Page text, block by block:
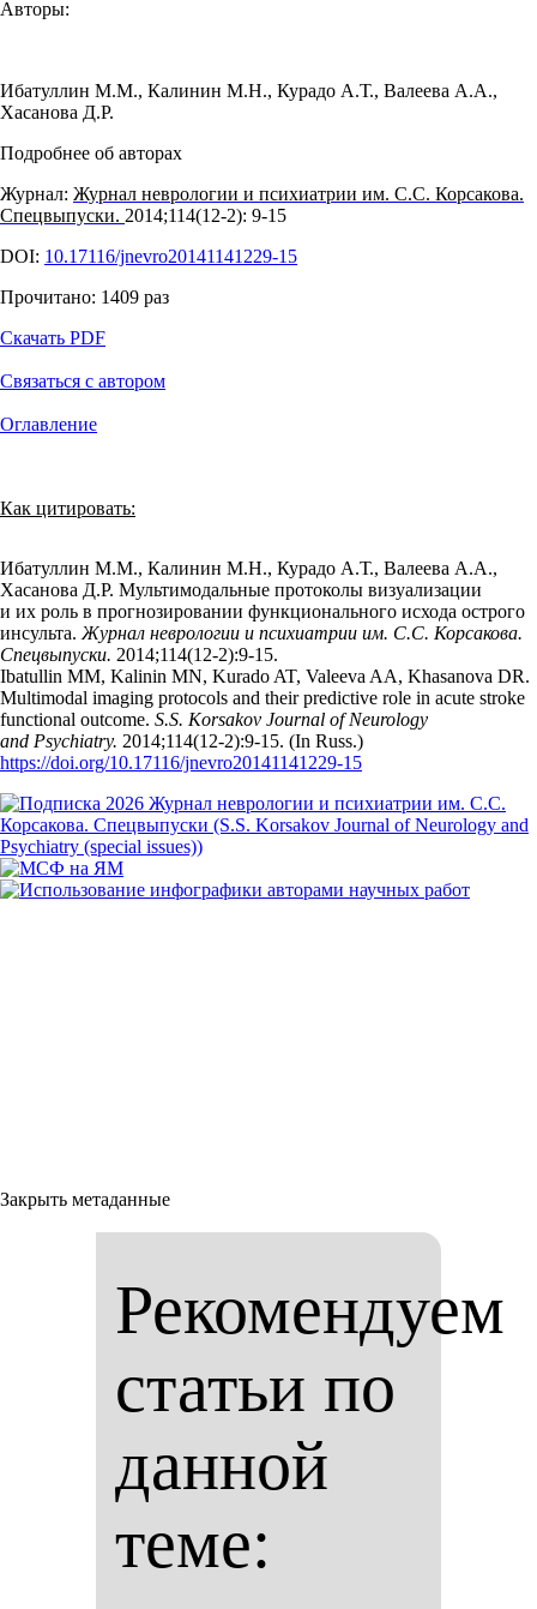
Авторы:
Ибатуллин М.М., Калинин М.Н., Курадо А.Т., Валеева А.А.,
Хасанова Д.Р.
Подробнее об авторах
Журнал: Журнал неврологии и психиатрии им. С.С. Корсакова.
Спецвыпуски. 2014;114(12‑2): 9‑15
DOI: 10.17116/jnevro20141141229-15
Прочитано: 1409 раз
Скачать PDF
Связаться с автором
Оглавление
Как цитировать:
Ибатуллин М.М., Калинин М.Н., Курадо А.Т., Валеева А.А.,
Хасанова Д.Р. Мультимодальные протоколы визуализации
и их роль в прогнозировании функционального исхода острого
инсульта. Журнал неврологии и психиатрии им. С.С. Корсакова.
Спецвыпуски. 2014;114(12‑2):9‑15.
Ibatullin MM, Kalinin MN, Kurado AT, Valeeva AA, Khasanova DR.
Multimodal imaging protocols and their predictive role in acute stroke
functional outcome. S.S. Korsakov Journal of Neurology
and Psychiatry. 2014;114(12‑2):9‑15. (In Russ.)
https://doi.org/10.17116/jnevro20141141229-15
Закрыть метаданные
Рекомендуем
статьи по
данной
теме: